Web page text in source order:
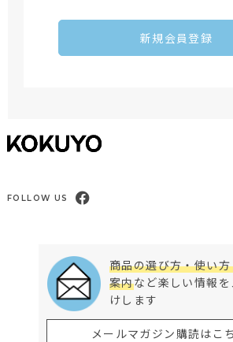
新規会員登録
FOLLOW US
商品の選び方・使い
案内など楽しい情報
けします
メールマガジン購読はこ